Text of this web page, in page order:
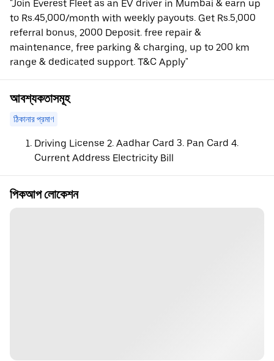
"Join Everest Fleet as an EV driver in Mumbai & earn up
to Rs.45,000/month with weekly payouts. Get Rs.5,000
referral bonus, 2000 Deposit. free repair &
maintenance, free parking & charging, up to 200 km
range & dedicated support. T&C Apply"
আবশ্যকতাসমূহ
ঠিকানার প্রমাণ
Driving License 2. Aadhar Card 3. Pan Card 4.
Current Address Electricity Bill
পিকআপ লোকেশন